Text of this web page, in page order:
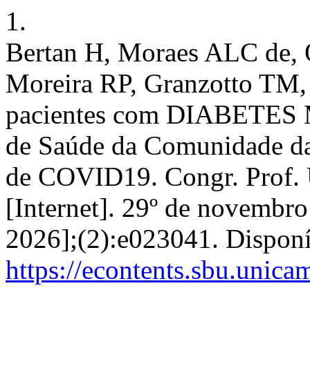
1.
Bertan H, Moraes ALC
Moreira RP, Granzotto
pacientes com
de Saúde da Comunidade
de COVID19. Congr. Prof.
[Internet]. 29º de
2026];(2):e023041.
https://